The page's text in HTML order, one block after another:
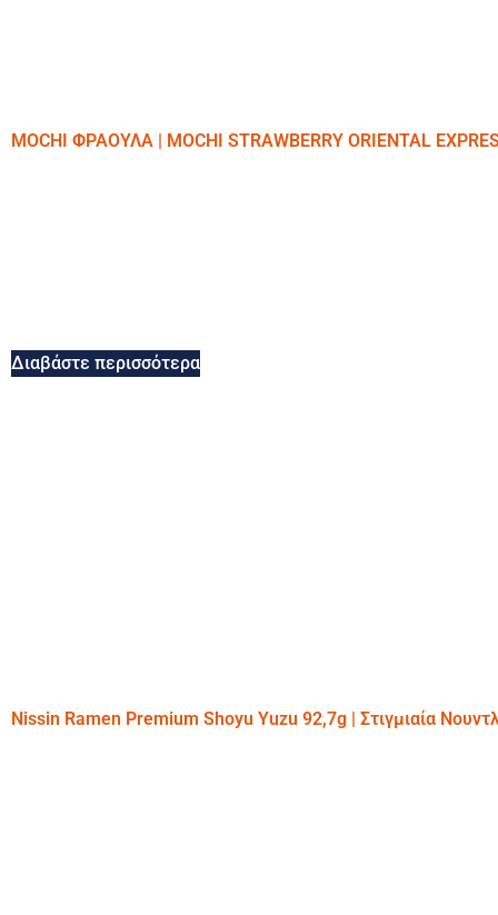
MOCHI ΦΡΑΟΥΛΑ | MOCHI STRAWBERRY ORIENTAL
Διαβάστε περισσότερα
Nissin Ramen Premium Shoyu Yuzu 92,7g | Στιγμιαία